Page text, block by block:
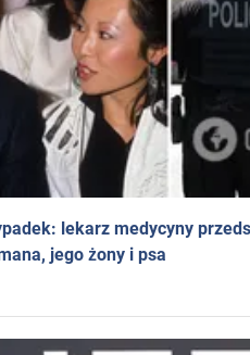
lekarz medycyny
jego żony i psa